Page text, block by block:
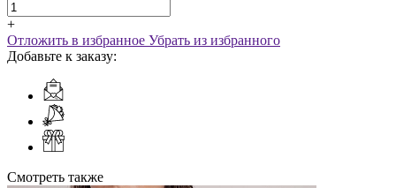
+
Отложить в избранное Убрать из избранного
Добавьте к заказу:
Смотреть также